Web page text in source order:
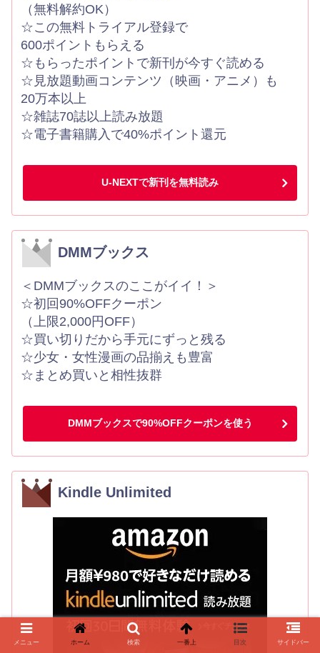
（無料解約OK）
☆この無料トライアル登録で
600ポイントもらえる
☆もらったポイントで新刊が今すぐ読める
☆見放題動画コンテンツ（映画・アニメ）も
20万本以上
☆雑誌70誌以上読み放題
☆電子書籍購入で40%ポイント還元
U-NEXTで新刊を無料読み
DMMブックス
＜DMMブックスのここがイイ！＞
☆初回90%OFFクーポン
（上限2,000円OFF）
☆買い切りだから手元にずっと残る
☆少女・女性漫画の品揃えも豊富
☆まとめ買いと相性抜群
DMMブックスで90%OFFクーポンを使う
Kindle Unlimited
メニュー ホーム 検索 一番上 目次 サイドバー